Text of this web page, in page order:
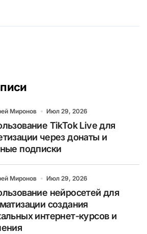
Миронов Июл 29, 2026
TikTok Live для
через донаты и
подписки
Миронов Июл 29, 2026
нейросетей для
создания
интернет-курсов и